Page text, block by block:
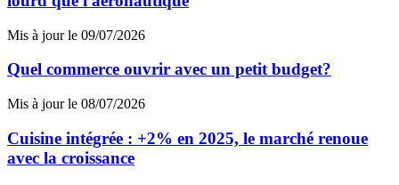
Mis à jour le 09/07/2026
Quel commerce ouvrir avec un petit budget?
Mis à jour le 08/07/2026
Cuisine intégrée : +2% en 2025, le marché renoue
avec la croissance